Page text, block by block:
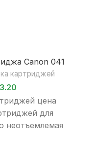
Canon 041
картриджей
цена
для
неотъемлемая